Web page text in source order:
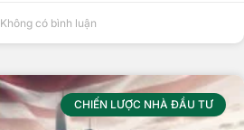
Không có bình luận
CHIẾN LƯỢC NHÀ ĐẦU TƯ